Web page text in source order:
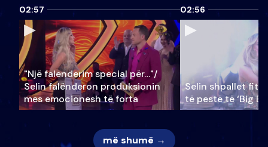
02:57
"Një falenderim special për…"/
Selin falënderon produksionin
mes emocionesh të forta
02:56
Selin shpallet
të pestë të ‘Big
më shumë →